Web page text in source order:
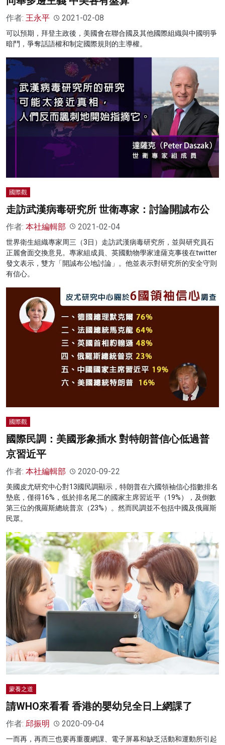
作者: 王永平 2021-02-08
可以預期，拜登主政後，美國會在聯合國及其他國際組織與中國明爭
暗鬥，爭奪話語權和制定國際規則的主導權。
國際觀
走訪武漢病毒研究所 世衛專家：討論開誠布公
作者: 本社編輯部 2021-02-04
世界衛生組織專家周三（3日）走訪武漢病毒研究所，並與研究員石
正麗會面交換意見。專家組成員、英國動物學家達薩克事後在twitter
發文表示，雙方「開誠布公地討論」。他並表示對研究所的安全守則
有信心。
國際觀
國際民調：美國形象插水 對特朗普信心低過普
京習近平
作者: 本社編輯部 2020-09-22
美國皮尤研究中心對13國民調顯示，特朗普在六國領袖信心指數排名
墊底，僅得16%，低於排名尾二的國家主席習近平（19%），及倒數
第三位的俄羅斯總統普京（23%）。然而民調並不包括中國及俄羅斯
民眾。
蒙養之道
請WHO來看看 香港的嬰幼兒全日上網課了
作者: 邱振明 2020-09-04
一而再，再而三也要再重覆網課、電子屏幕和缺乏活動和運動所引起